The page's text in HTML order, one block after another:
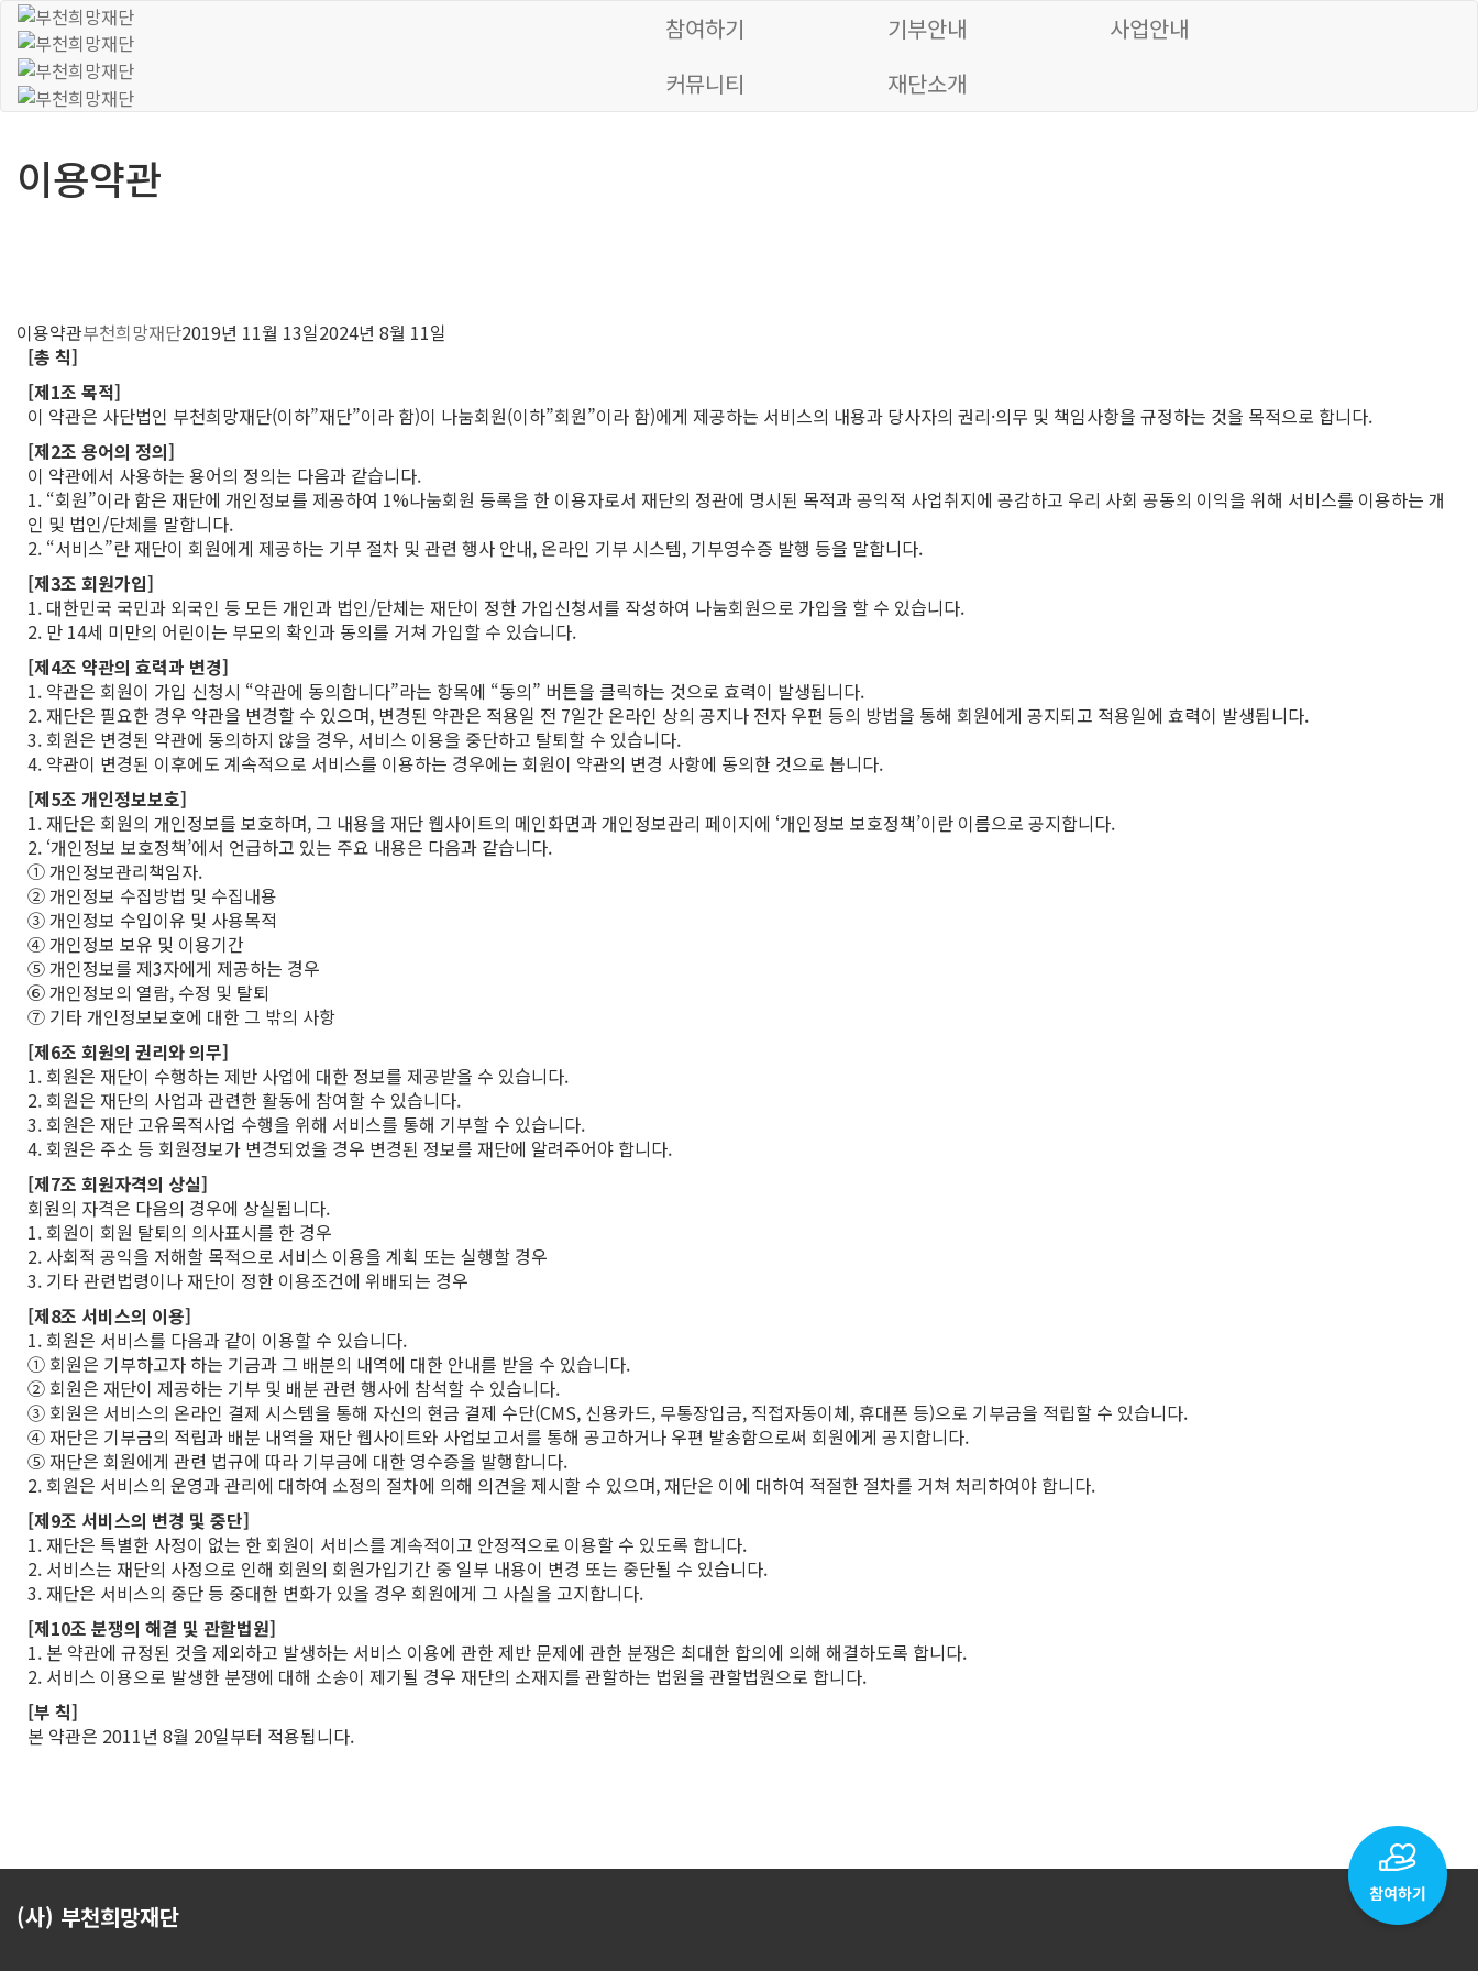
참여하기 기부안내
사업안내
커뮤니티
재단소개
이용약관
이용약관부천희망재단2019년 11월 13일2024년 8월 11일
[총 칙]
[제1조 목적]
이 약관은 사단법인 부천희망재단(이하”재단”이라 함)이 나눔회원(이하”회원”이라 함)에게 제공하는 서비스의 내용과 당사자의 권리·의무 및 책임사항을 규정하는 것을 목적으로 합니다.
[제2조 용어의 정의]
이 약관에서 사용하는 용어의 정의는 다음과 같습니다.
1. “회원”이라 함은 재단에 개인정보를 제공하여 1%나눔회원 등록을 한 이용자로서 재단의 정관에 명시된 목적과 공익적 사업취지에 공감하고 우리 사회 공동의 이익을 위해 서비스를 이용하는 개
인 및 법인/단체를 말합니다.
2. “서비스”란 재단이 회원에게 제공하는 기부 절차 및 관련 행사 안내, 온라인 기부 시스템, 기부영수증 발행 등을 말합니다.
[제3조 회원가입]
1. 대한민국 국민과 외국인 등 모든 개인과 법인/단체는 재단이 정한 가입신청서를 작성하여 나눔회원으로 가입을 할 수 있습니다.
2. 만 14세 미만의 어린이는 부모의 확인과 동의를 거쳐 가입할 수 있습니다.
[제4조 약관의 효력과 변경]
1. 약관은 회원이 가입 신청시 “약관에 동의합니다”라는 항목에 “동의” 버튼을 클릭하는 것으로 효력이 발생됩니다.
2. 재단은 필요한 경우 약관을 변경할 수 있으며, 변경된 약관은 적용일 전 7일간 온라인 상의 공지나 전자 우편 등의 방법을 통해 회원에게 공지되고 적용일에 효력이 발생됩니다.
3. 회원은 변경된 약관에 동의하지 않을 경우, 서비스 이용을 중단하고 탈퇴할 수 있습니다.
4. 약관이 변경된 이후에도 계속적으로 서비스를 이용하는 경우에는 회원이 약관의 변경 사항에 동의한 것으로 봅니다.
[제5조 개인정보보호]
1. 재단은 회원의 개인정보를 보호하며, 그 내용을 재단 웹사이트의 메인화면과 개인정보관리 페이지에 ‘개인정보 보호정책’이란 이름으로 공지합니다.
2. ‘개인정보 보호정책’에서 언급하고 있는 주요 내용은 다음과 같습니다.
① 개인정보관리책임자.
② 개인정보 수집방법 및 수집내용
③ 개인정보 수입이유 및 사용목적
④ 개인정보 보유 및 이용기간
⑤ 개인정보를 제3자에게 제공하는 경우
⑥ 개인정보의 열람, 수정 및 탈퇴
⑦ 기타 개인정보보호에 대한 그 밖의 사항
[제6조 회원의 권리와 의무]
1. 회원은 재단이 수행하는 제반 사업에 대한 정보를 제공받을 수 있습니다.
2. 회원은 재단의 사업과 관련한 활동에 참여할 수 있습니다.
3. 회원은 재단 고유목적사업 수행을 위해 서비스를 통해 기부할 수 있습니다.
4. 회원은 주소 등 회원정보가 변경되었을 경우 변경된 정보를 재단에 알려주어야 합니다.
[제7조 회원자격의 상실]
회원의 자격은 다음의 경우에 상실됩니다.
1. 회원이 회원 탈퇴의 의사표시를 한 경우
2. 사회적 공익을 저해할 목적으로 서비스 이용을 계획 또는 실행할 경우
3. 기타 관련법령이나 재단이 정한 이용조건에 위배되는 경우
[제8조 서비스의 이용]
1. 회원은 서비스를 다음과 같이 이용할 수 있습니다.
① 회원은 기부하고자 하는 기금과 그 배분의 내역에 대한 안내를 받을 수 있습니다.
② 회원은 재단이 제공하는 기부 및 배분 관련 행사에 참석할 수 있습니다.
③ 회원은 서비스의 온라인 결제 시스템을 통해 자신의 현금 결제 수단(CMS, 신용카드, 무통장입금, 직접자동이체, 휴대폰 등)으로 기부금을 적립할 수 있습니다.
④ 재단은 기부금의 적립과 배분 내역을 재단 웹사이트와 사업보고서를 통해 공고하거나 우편 발송함으로써 회원에게 공지합니다.
⑤ 재단은 회원에게 관련 법규에 따라 기부금에 대한 영수증을 발행합니다.
2. 회원은 서비스의 운영과 관리에 대하여 소정의 절차에 의해 의견을 제시할 수 있으며, 재단은 이에 대하여 적절한 절차를 거쳐 처리하여야 합니다.
[제9조 서비스의 변경 및 중단]
1. 재단은 특별한 사정이 없는 한 회원이 서비스를 계속적이고 안정적으로 이용할 수 있도록 합니다.
2. 서비스는 재단의 사정으로 인해 회원의 회원가입기간 중 일부 내용이 변경 또는 중단될 수 있습니다.
3. 재단은 서비스의 중단 등 중대한 변화가 있을 경우 회원에게 그 사실을 고지합니다.
[제10조 분쟁의 해결 및 관할법원]
1. 본 약관에 규정된 것을 제외하고 발생하는 서비스 이용에 관한 제반 문제에 관한 분쟁은 최대한 합의에 의해 해결하도록 합니다.
2. 서비스 이용으로 발생한 분쟁에 대해 소송이 제기될 경우 재단의 소재지를 관할하는 법원을 관할법원으로 합니다.
[부 칙]
본 약관은 2011년 8월 20일부터 적용됩니다.
(사) 부천희망재단